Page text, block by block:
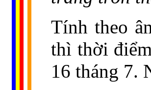
Tính theo
thì thời
16 tháng 7.